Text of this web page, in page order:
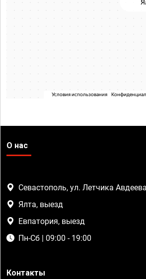
О нас
Севастополь, ул. Летчика
Ялта, выезд
Евпатория, выезд
Пн-Сб | 09:00 - 19:00
Контакты